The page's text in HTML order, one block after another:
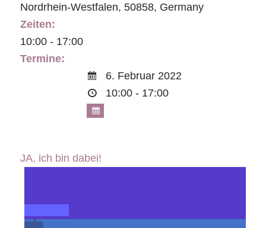
Nordrhein-Westfalen, 50858, Germany
Zeiten:
10:00 - 17:00
Termine:
6. Februar 2022
10:00 - 17:00
JA, ich bin dabei!